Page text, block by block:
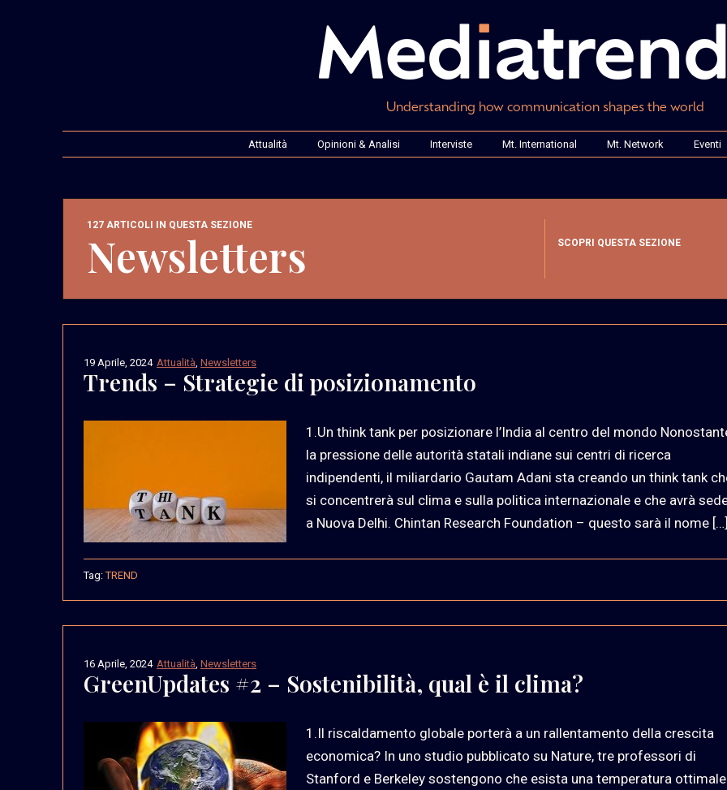
Understanding how communication shapes the world
Attualità Opinioni & Analisi Interviste Mt. International Mt. Network Eventi
127 ARTICOLI IN QUESTA SEZIONE
Newsletters SCOPRI QUESTA SEZIONE
Attualità Newsletters
19 Aprile, 2024
Trends – Strategie di posizionamento
1.Un think tank per posizionare l’India al centro del mondo
la pressione delle autorità statali indiane sui centri di ricerca
indipendenti, il miliardario Gautam Adani sta creando un think tank
si concentrerà sul clima e sulla politica internazionale e che avrà
a Nuova Delhi. Chintan Research Foundation – questo sarà il nome
Tag:TREND
Attualità Newsletters
16 Aprile, 2024
GreenUpdates #2 – Sostenibilità, qual è il clima?
1.Il riscaldamento globale porterà a un rallentamento della crescita
economica? In uno studio pubblicato su Nature, tre professori di
Stanford e Berkeley sostengono che esista una temperatura ottimale